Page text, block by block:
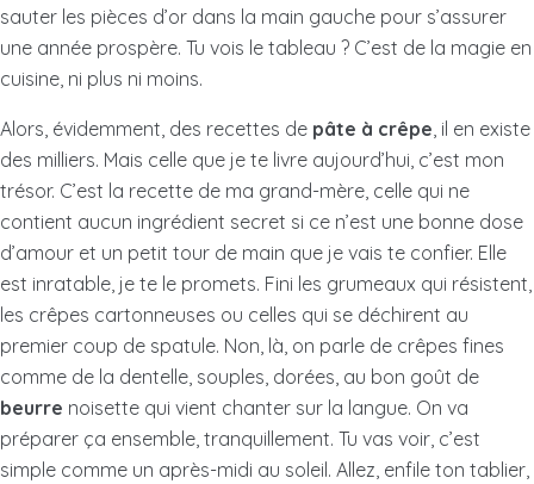
sauter les pièces d’or dans la main gauche pour s’assurer
une année prospère. Tu vois le tableau ? C’est de la magie en
cuisine, ni plus ni moins.
Alors, évidemment, des recettes de pâte à crêpe, il en existe
des milliers. Mais celle que je te livre aujourd’hui, c’est mon
trésor. C’est la recette de ma grand-mère, celle qui ne
contient aucun ingrédient secret si ce n’est une bonne dose
d’amour et un petit tour de main que je vais te confier. Elle
est inratable, je te le promets. Fini les grumeaux qui résistent,
les crêpes cartonneuses ou celles qui se déchirent au
premier coup de spatule. Non, là, on parle de crêpes fines
comme de la dentelle, souples, dorées, au bon goût de
beurre noisette qui vient chanter sur la langue. On va
préparer ça ensemble, tranquillement. Tu vas voir, c’est
simple comme un après-midi au soleil. Allez, enfile ton tablier,